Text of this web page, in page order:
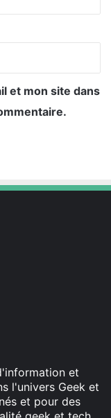
et mon site dans
et
l'univers Geek et
et pour des